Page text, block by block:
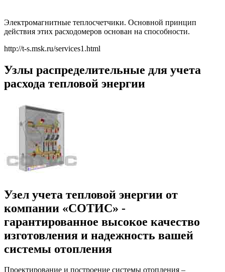
Электромагнитные теплосчетчики. Основной принцип
действия этих расходомеров основан на способности.
http://t-s.msk.ru/services1.html
Узлы распределительные для учета
расхода тепловой энергии
Узел учета тепловой энергии от
компании «СОТИС» -
гарантированное высокое качество
изготовления и надежность вашей
системы отопления
Проектирование и построение системы отопления –